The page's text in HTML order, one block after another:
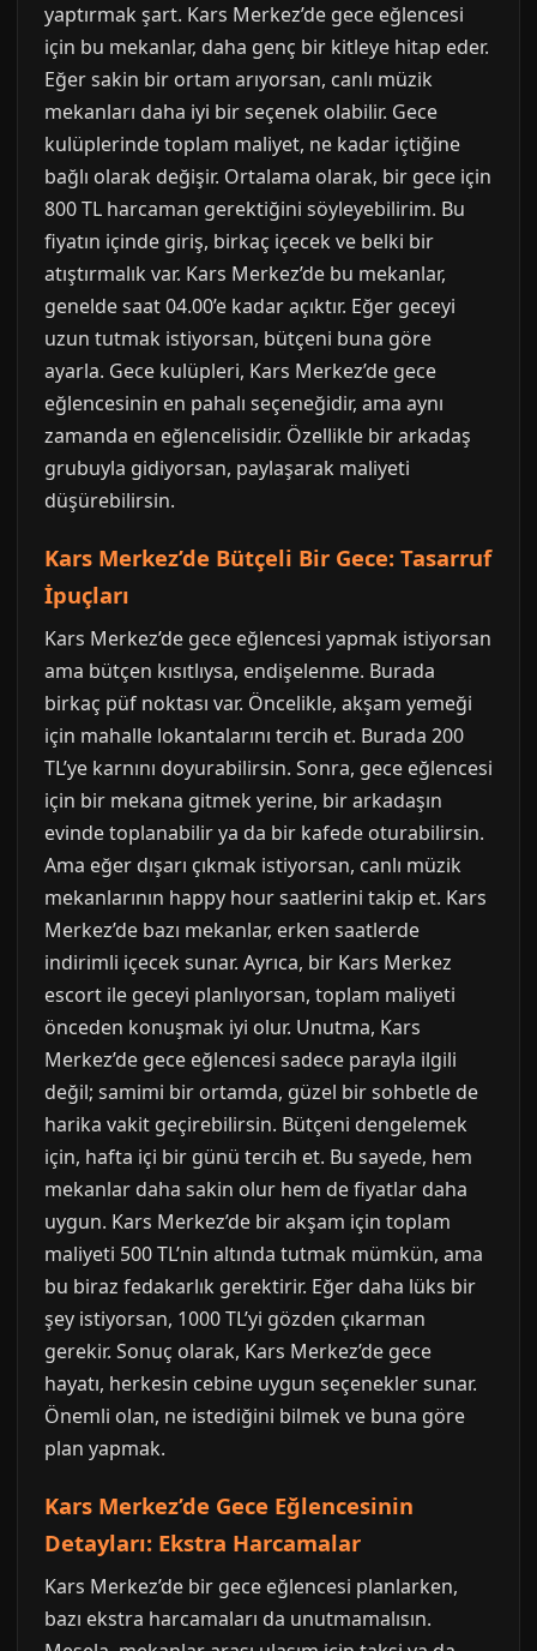
yaptırmak şart. Kars Merkez’de gece eğlencesi
için bu mekanlar, daha genç bir kitleye hitap eder.
Eğer sakin bir ortam arıyorsan, canlı müzik
mekanları daha iyi bir seçenek olabilir. Gece
kulüplerinde toplam maliyet, ne kadar içtiğine
bağlı olarak değişir. Ortalama olarak, bir gece için
800 TL harcaman gerektiğini söyleyebilirim. Bu
fiyatın içinde giriş, birkaç içecek ve belki bir
atıştırmalık var. Kars Merkez’de bu mekanlar,
genelde saat 04.00’e kadar açıktır. Eğer geceyi
uzun tutmak istiyorsan, bütçeni buna göre
ayarla. Gece kulüpleri, Kars Merkez’de gece
eğlencesinin en pahalı seçeneğidir, ama aynı
zamanda en eğlencelisidir. Özellikle bir arkadaş
grubuyla gidiyorsan, paylaşarak maliyeti
düşürebilirsin.
Kars Merkez’de Bütçeli Bir Gece: Tasarruf
İpuçları
Kars Merkez’de gece eğlencesi yapmak istiyorsan
ama bütçen kısıtlıysa, endişelenme. Burada
birkaç püf noktası var. Öncelikle, akşam yemeği
için mahalle lokantalarını tercih et. Burada 200
TL’ye karnını doyurabilirsin. Sonra, gece eğlencesi
için bir mekana gitmek yerine, bir arkadaşın
evinde toplanabilir ya da bir kafede oturabilirsin.
Ama eğer dışarı çıkmak istiyorsan, canlı müzik
mekanlarının happy hour saatlerini takip et. Kars
Merkez’de bazı mekanlar, erken saatlerde
indirimli içecek sunar. Ayrıca, bir Kars Merkez
escort ile geceyi planlıyorsan, toplam maliyeti
önceden konuşmak iyi olur. Unutma, Kars
Merkez’de gece eğlencesi sadece parayla ilgili
değil; samimi bir ortamda, güzel bir sohbetle de
harika vakit geçirebilirsin. Bütçeni dengelemek
için, hafta içi bir günü tercih et. Bu sayede, hem
mekanlar daha sakin olur hem de fiyatlar daha
uygun. Kars Merkez’de bir akşam için toplam
maliyeti 500 TL’nin altında tutmak mümkün, ama
bu biraz fedakarlık gerektirir. Eğer daha lüks bir
şey istiyorsan, 1000 TL’yi gözden çıkarman
gerekir. Sonuç olarak, Kars Merkez’de gece
hayatı, herkesin cebine uygun seçenekler sunar.
Önemli olan, ne istediğini bilmek ve buna göre
plan yapmak.
Kars Merkez’de Gece Eğlencesinin
Detayları: Ekstra Harcamalar
Kars Merkez’de bir gece eğlencesi planlarken,
bazı ekstra harcamaları da unutmamalısın.